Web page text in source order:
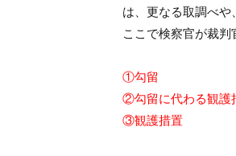
は、更なる取調べや
ここで検察官が裁判
①勾留
②勾留に代わる観護
③観護措置